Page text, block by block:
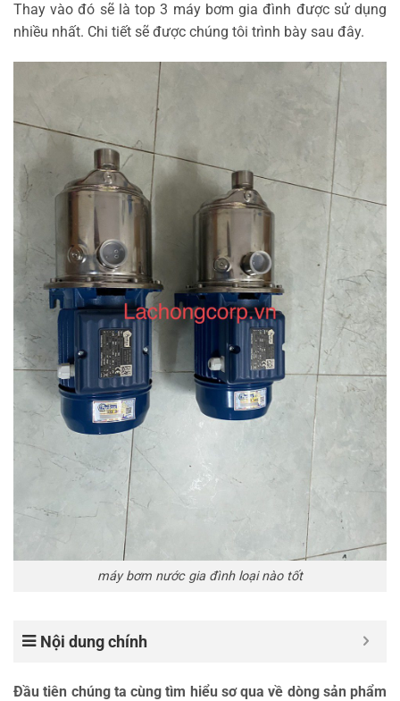
Thay vào đó sẽ là top 3 máy bơm gia đình được sử dụng
nhiều nhất. Chi tiết sẽ được chúng tôi trình bày sau đây.
máy bơm nước gia đình loại nào tốt
Nội dung chính
Đầu tiên chúng ta cùng tìm hiểu sơ qua về dòng sản phẩm